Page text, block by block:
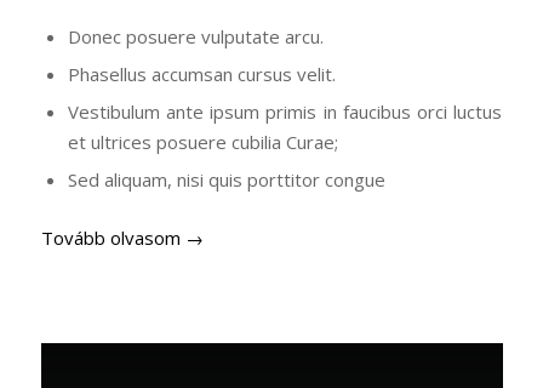
Donec posuere vulputate arcu.
Phasellus accumsan cursus velit.
Vestibulum ante ipsum primis in faucibus orci luctus
et ultrices posuere cubilia Curae;
Sed aliquam, nisi quis porttitor congue
Tovább olvasom →